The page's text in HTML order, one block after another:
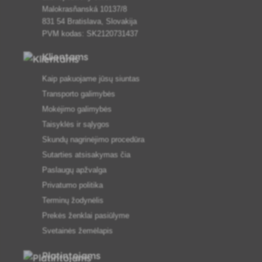
Malokrasňanská 10137/8
831 54 Bratislava, Slovakija
PVM kodas: SK2120731437
Klientams
Kaip pakuojame jūsų siuntas
Transporto galimybės
Mokėjimo galimybės
Taisyklės ir sąlygos
Skundų nagrinėjimo procedūra
Sutarties atsisakymas čia
Paslaugų apžvalga
Privatumo politika
Terminų žodynėlis
Prekės ženklai pasiūlyme
Svetainės žemėlapis
Platintojams